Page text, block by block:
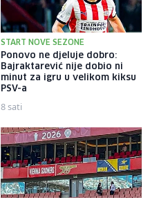
START NOVE SEZONE
Ponovo ne djeluje dobro:
Bajraktarević nije dobio ni
minut za igru u velikom kiksu
PSV-a
8 sati